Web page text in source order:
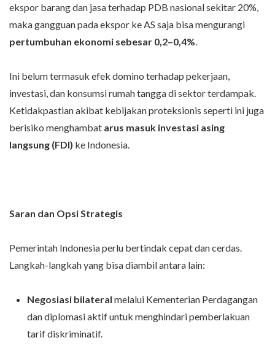
ekspor barang dan jasa terhadap PDB nasional sekitar 20%,
maka gangguan pada ekspor ke AS saja bisa mengurangi
pertumbuhan ekonomi sebesar 0,2–0,4%.
Ini belum termasuk efek domino terhadap pekerjaan,
investasi, dan konsumsi rumah tangga di sektor terdampak.
Ketidakpastian akibat kebijakan proteksionis seperti ini juga
berisiko menghambat arus masuk investasi asing
langsung (FDI) ke Indonesia.
Saran dan Opsi Strategis
Pemerintah Indonesia perlu bertindak cepat dan cerdas.
Langkah-langkah yang bisa diambil antara lain:
Negosiasi bilateral melalui Kementerian Perdagangan
dan diplomasi aktif untuk menghindari pemberlakuan
tarif diskriminatif.